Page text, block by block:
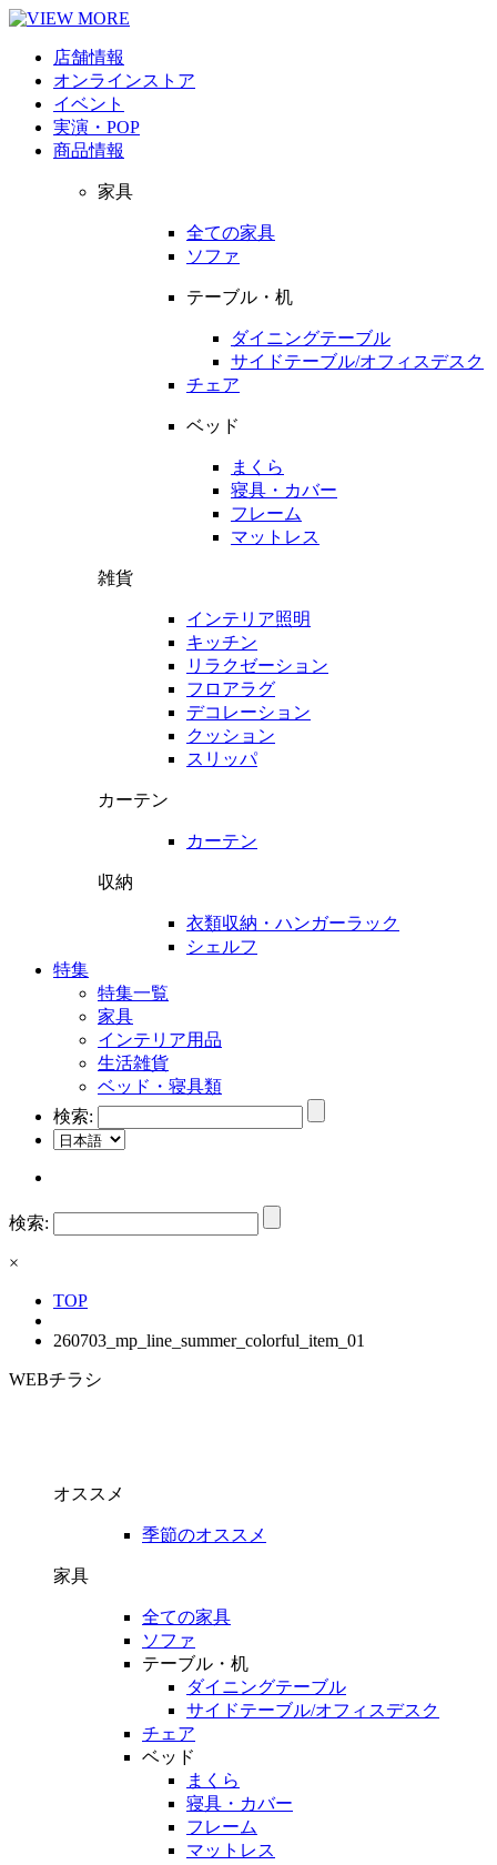
店舗情報
オンラインストア
イベント
実演・POP
商品情報
家具
全ての家具
ソファ
テーブル・机
ダイニングテーブル
サイドテーブル/オフィスデスク
チェア
ベッド
まくら
寝具・カバー
フレーム
マットレス
雑貨
インテリア照明
キッチン
リラクゼーション
フロアラグ
デコレーション
クッション
スリッパ
カーテン
カーテン
収納
衣類収納・ハンガーラック
シェルフ
特集
特集一覧
家具
インテリア用品
生活雑貨
ベッド・寝具類
検索:
検索:
×
TOP
260703_mp_line_summer_colorful_item_01
WEBチラシ
オススメ
季節のオススメ
家具
全ての家具
ソファ
テーブル・机
ダイニングテーブル
サイドテーブル/オフィスデスク
チェア
ベッド
まくら
寝具・カバー
フレーム
マットレス